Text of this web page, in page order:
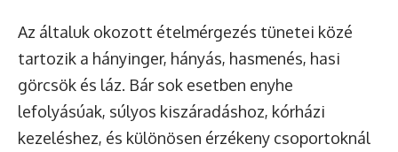
Az általuk okozott ételmérgezés tünetei közé
tartozik a hányinger, hányás, hasmenés, hasi
görcsök és láz. Bár sok esetben enyhe
lefolyásúak, súlyos kiszáradáshoz, kórházi
kezeléshez, és különösen érzékeny csoportoknál